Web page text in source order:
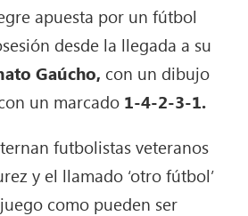
apuesta por un fútbol
desde la llegada a su
Gaúcho, con un dibujo
un marcado 1-4-2-3-1.
futbolistas veteranos
y el llamado ‘otro fútbol’
como pueden ser